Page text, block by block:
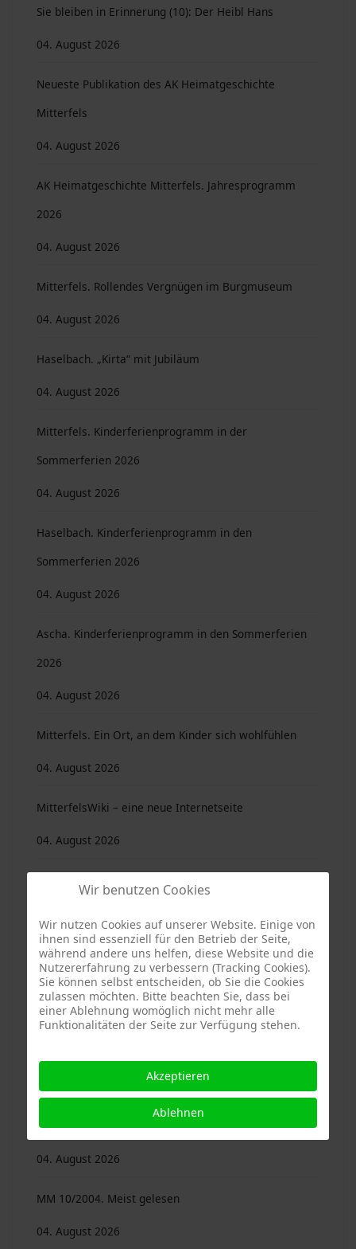
Sie bleiben in Erinnerung (10): Der Heibl Hans
04. August 2026
Neueste Publikation des AK Heimatgeschichte
Mitterfels
04. August 2026
AK Heimatgeschichte Mitterfels. Jahresprogramm
2026
04. August 2026
Mitterfels. Rollendes Vergnügen im Burgmuseum
04. August 2026
Haselbach. „Kirta“ mit Jubiläum
04. August 2026
Mitterfels. Kinderferienprogramm in der
Sommerferien 2026
04. August 2026
Haselbach. Kinderferienprogramm in den
Sommerferien 2026
04. August 2026
Ascha. Kinderferienprogramm in den Sommerferien
2026
04. August 2026
Mitterfels. Ein Ort, an dem Kinder sich wohlfühlen
04. August 2026
MitterfelsWiki – eine neue Internetseite
04. August 2026
Mitterfelser Magazin 16/2010. 40 Beiträge von 25
Autoren …
04. August 2026
04. August 2026
MM 09/2003. Meist gelesen
04. August 2026
MM 10/2004. Meist gelesen
04. August 2026
Wir benutzen Cookies
Wir nutzen Cookies auf unserer Website. Einige von
ihnen sind essenziell für den Betrieb der Seite,
während andere uns helfen, diese Website und die
Nutzererfahrung zu verbessern (Tracking Cookies).
Sie können selbst entscheiden, ob Sie die Cookies
zulassen möchten. Bitte beachten Sie, dass bei
einer Ablehnung womöglich nicht mehr alle
Funktionalitäten der Seite zur Verfügung stehen.
Akzeptieren
Ablehnen